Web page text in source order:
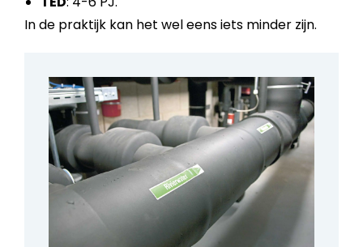
In de praktijk kan het wel eens iets minder zijn.